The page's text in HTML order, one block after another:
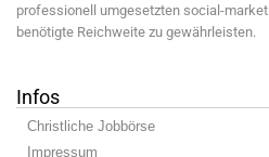
professionell umgesetzten social-
benötigte Reichweite zu gewährleisten.
Infos
Christliche Jobbörse
Impressum